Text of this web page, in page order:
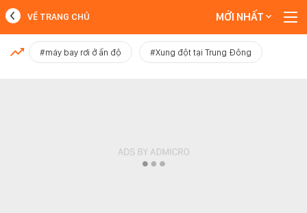
MỚI NHẤT
VỀ TRANG CHỦ MỚI NHẤT
#máy bay rơi ở ấn độ #Xung đột tại Trung Đông